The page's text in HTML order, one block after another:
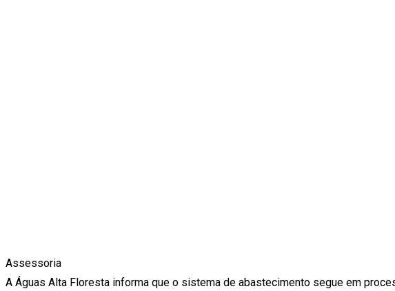
Assessoria
A Águas Alta Floresta informa que o sistema de abastecimento segue em